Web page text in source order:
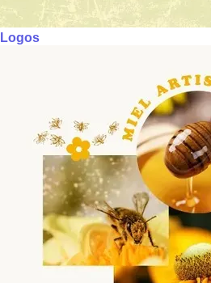
Logos